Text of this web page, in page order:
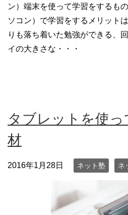
ン）端末を使って学習をするも
ソコン）で学習をするメリット
りも落ち着いた勉強ができる、
イの大きさな・・・
タブレットを使
材
2016年1月28日 ネット塾 ネ